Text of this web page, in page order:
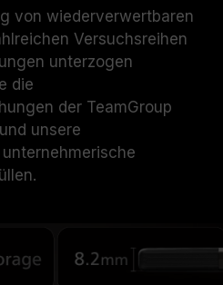
von wiederverwertbaren
Versuchsreihen
unterzogen
die
der TeamGroup
unsere